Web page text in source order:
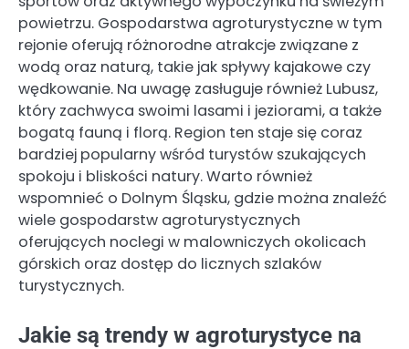
powietrzu. Gospodarstwa agroturystyczne w tym
rejonie oferują różnorodne atrakcje związane z
wodą oraz naturą, takie jak spływy kajakowe czy
wędkowanie. Na uwagę zasługuje również Lubusz,
który zachwyca swoimi lasami i jeziorami, a także
bogatą fauną i florą. Region ten staje się coraz
bardziej popularny wśród turystów szukających
spokoju i bliskości natury. Warto również
wspomnieć o Dolnym Śląsku, gdzie można znaleźć
wiele gospodarstw agroturystycznych
oferujących noclegi w malowniczych okolicach
górskich oraz dostęp do licznych szlaków
turystycznych.
Jakie są trendy w agroturystyce na